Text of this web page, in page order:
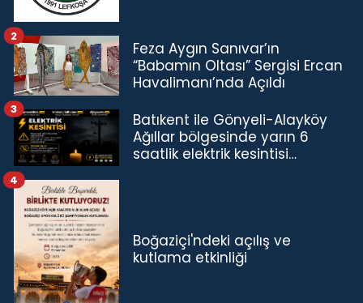
Feza Aygın Sanıvar’ın
“Babamın Oltası” Sergisi Ercan
Havalimanı’nda Açıldı
2
Batıkent ile Gönyeli-Alayköy
Ağıllar bölgesinde yarın 6
saatlik elektrik kesintisi…
3
Boğaziçi'ndeki açılış ve
kutlama etkinliği
4